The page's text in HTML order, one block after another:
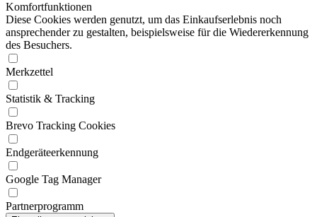
Komfortfunktionen
Diese Cookies werden genutzt, um das Einkaufserlebnis noch
ansprechender zu gestalten, beispielsweise für die Wiedererkennung
des Besuchers.
Merkzettel
Statistik & Tracking
Brevo Tracking Cookies
Endgeräteerkennung
Google Tag Manager
Partnerprogramm